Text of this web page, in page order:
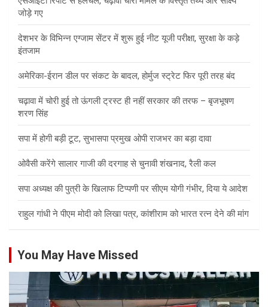
जोड़े गए
देशभर के विभिन्न एग्जाम सेंटर में शुरू हुई नीट यूजी परीक्षा, सुरक्षा के कड़े
इंतजाम
अमेरिका-ईरान डील पर संकट के बादल, होर्मुज स्ट्रेट फिर पूरी तरह बंद
चढ़ावा में चोरी हुई तो ऊंगली ट्रस्ट ही नहीं सरकार की तरफ – बृजभूषण
शरण सिंह
सपा में होगी बड़ी टूट, सुभासपा प्रमुख ओपी राजभर का बड़ा दावा
ओवैसी करेंगे सालार गाजी की दरगाह से चुनावी शंखनाद, रैली कल
सपा अध्यक्ष की पुत्री के खिलाफ टिप्पणी पर सीएम योगी गंभीर, दिया ये आदेश
राहुल गांधी ने पीएम मोदी को लिखा पत्र, कांशीराम को भारत रत्न देने की मांग
You May Have Missed